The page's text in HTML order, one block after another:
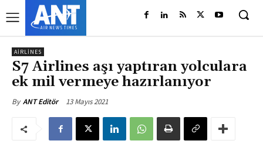
AIRLINES
S7 Airlines aşı yaptıran yolculara
ek mil vermeye hazırlanıyor
By ANT Editör 13 Mayıs 2021